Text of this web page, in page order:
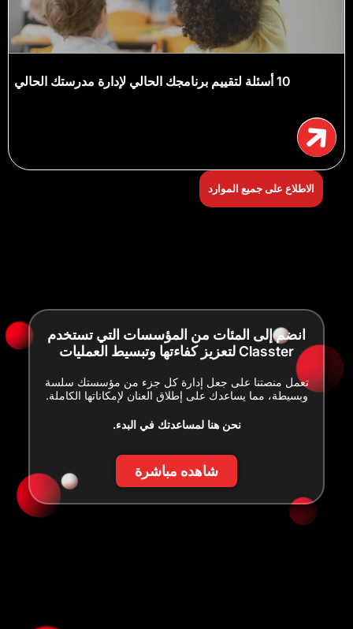
10 أسئلة لتقييم برنامجك الحالي لإدارة مدرستك الحالي
الاطلاع على جميع الموارد
انضم إلى المئات من المؤسسات التي تستخدم
Classter لتعزيز كفاءتها وتبسيط العمليات
تعمل منصتنا على جعل إدارة كل جزء من مؤسستك سلسة
وبسيطة، مما يساعدك على إطلاق العنان لإمكاناتها الكاملة.
نحن هنا لمساعدتك في البدء.
شاهده مباشرة